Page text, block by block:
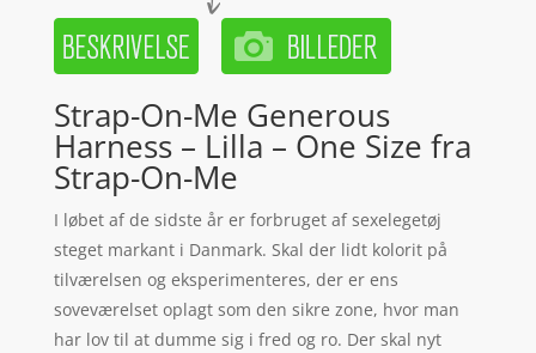
Strap-On-Me Generous
Harness – Lilla – One Size fra
Strap-On-Me
I løbet af de sidste år er forbruget af sexelegetøj
steget markant i Danmark. Skal der lidt kolorit på
tilværelsen og eksperimenteres, der er ens
soveværelset oplagt som den sikre zone, hvor man
har lov til at dumme sig i fred og ro. Der skal nyt